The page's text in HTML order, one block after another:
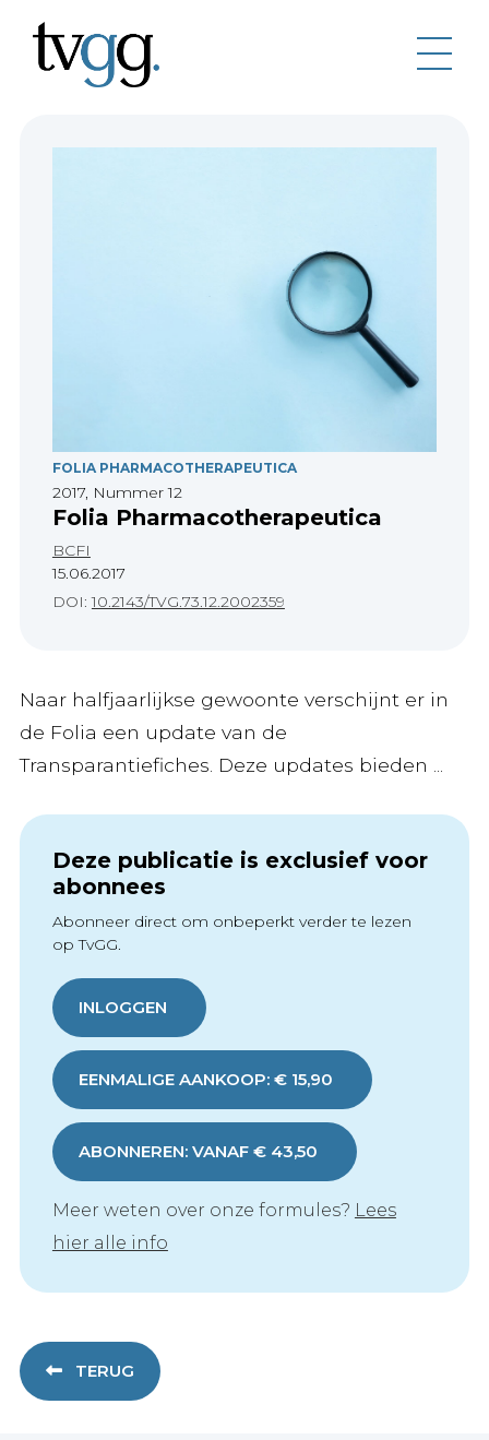
FOLIA PHARMACOTHERAPEUTICA
2017, Nummer 12
Folia Pharmacotherapeutica
BCFI
15.06.2017
DOI:10.2143/TVG.73.12.2002359
Naar halfjaarlijkse gewoonte verschijnt er in
de Folia een update van de
Transparantiefiches. Deze updates bieden ...
Deze publicatie is exclusief voor
abonnees
Abonneer direct om onbeperkt verder te lezen
op TvGG.
INLOGGEN
EENMALIGE AANKOOP: € 15,90
ABONNEREN: VANAF € 43,50
Meer weten over onze formules? Lees
hier alle info
TERUG